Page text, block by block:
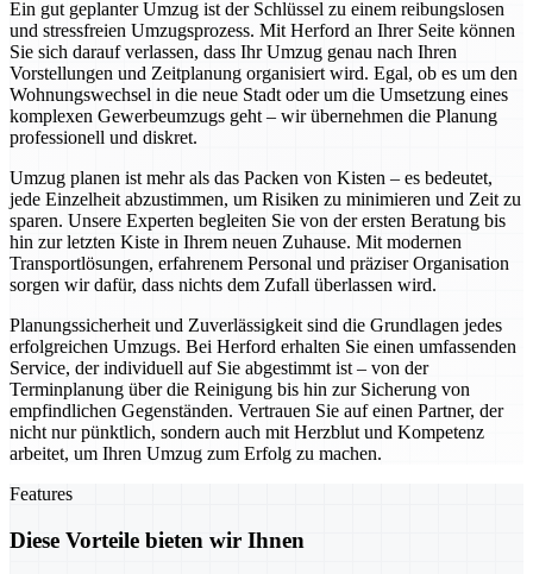
Ein gut geplanter Umzug ist der Schlüssel zu einem reibungslosen
und stressfreien Umzugsprozess. Mit Herford an Ihrer Seite können
Sie sich darauf verlassen, dass Ihr Umzug genau nach Ihren
Vorstellungen und Zeitplanung organisiert wird. Egal, ob es um den
Wohnungswechsel in die neue Stadt oder um die Umsetzung eines
komplexen Gewerbeumzugs geht – wir übernehmen die Planung
professionell und diskret.
Umzug planen ist mehr als das Packen von Kisten – es bedeutet,
jede Einzelheit abzustimmen, um Risiken zu minimieren und Zeit zu
sparen. Unsere Experten begleiten Sie von der ersten Beratung bis
hin zur letzten Kiste in Ihrem neuen Zuhause. Mit modernen
Transportlösungen, erfahrenem Personal und präziser Organisation
sorgen wir dafür, dass nichts dem Zufall überlassen wird.
Planungssicherheit und Zuverlässigkeit sind die Grundlagen jedes
erfolgreichen Umzugs. Bei Herford erhalten Sie einen umfassenden
Service, der individuell auf Sie abgestimmt ist – von der
Terminplanung über die Reinigung bis hin zur Sicherung von
empfindlichen Gegenständen. Vertrauen Sie auf einen Partner, der
nicht nur pünktlich, sondern auch mit Herzblut und Kompetenz
arbeitet, um Ihren Umzug zum Erfolg zu machen.
Features
Diese Vorteile bieten wir Ihnen